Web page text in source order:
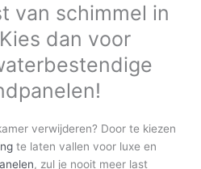
van schimmel in
dan voor
verwijderen? Door te kiezen
te laten vallen voor luxe en
, zul je nooit meer last